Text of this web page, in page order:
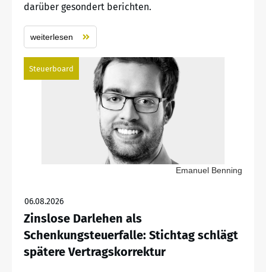
darüber gesondert berichten.
weiterlesen
Steuerboard
Emanuel Benning
06.08.2026
Zinslose Darlehen als
Schenkungsteuerfalle: Stichtag schlägt
spätere Vertragskorrektur